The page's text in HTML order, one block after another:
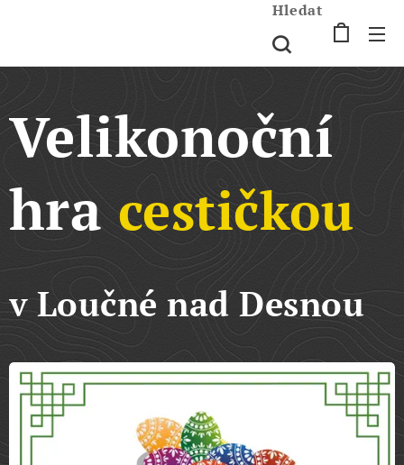
Hledat
Velikonoční
hracestičkou
v Loučné nad Desnou